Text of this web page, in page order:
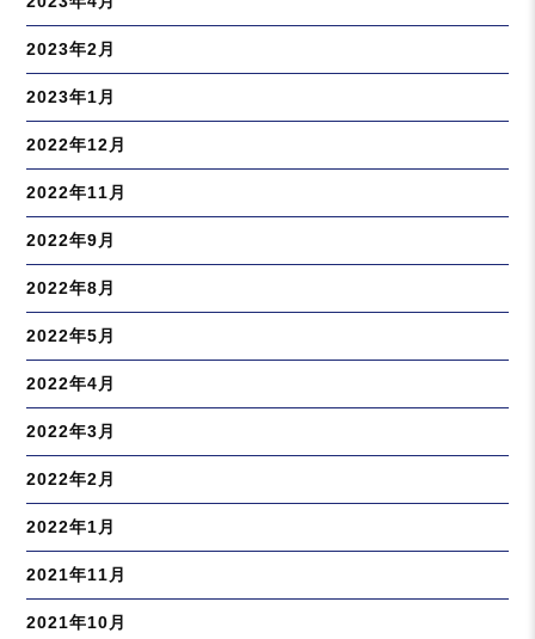
2023年2月
2023年1月
2022年12月
2022年11月
2022年9月
2022年8月
2022年5月
2022年4月
2022年3月
2022年2月
2022年1月
2021年11月
2021年10月